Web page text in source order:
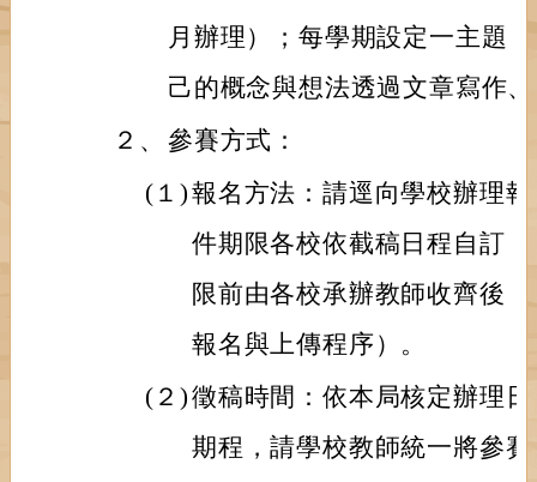
月辦理）；每學期設定一主題
己的概念與想法透過文章寫作
２、 參賽方式：
(１)報名方法：請逕向學校辦理
件期限各校依截稿日程自訂
限前由各校承辦教師收齊後
報名與上傳程序）。
(２)徵稿時間：依本局核定辦理
期程，請學校教師統一將參